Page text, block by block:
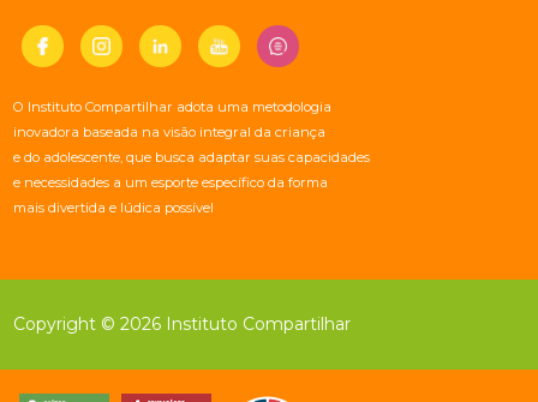
O Instituto Compartilhar adota uma metodologia
inovadora baseada na visão integral da criança
e do adolescente, que busca adaptar suas capacidades
e necessidades a um esporte específico da forma
mais divertida e lúdica possível
Copyright © 2026 Instituto Compartilhar